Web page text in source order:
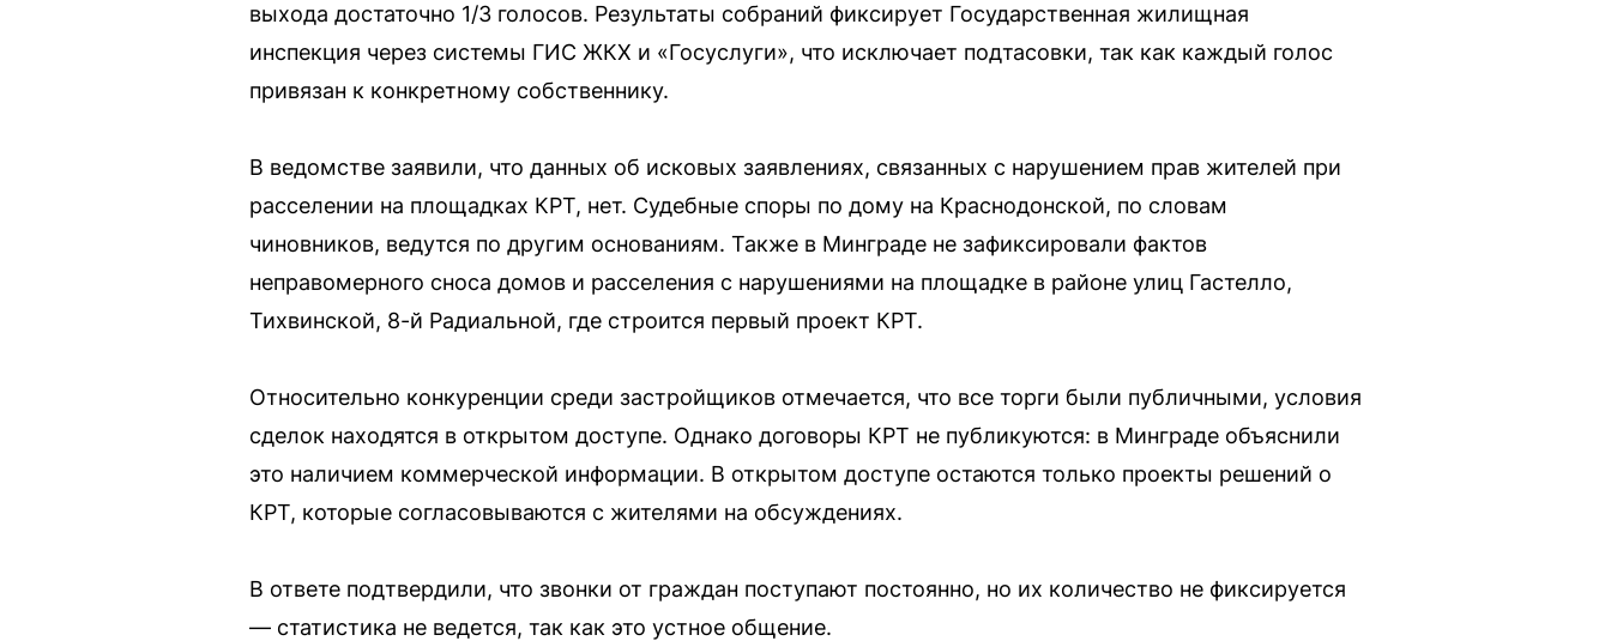
выхода достаточно 1/3 голосов. Результаты собраний фиксирует Государственная жилищная
инспекция через системы ГИС ЖКХ и «Госуслуги», что исключает подтасовки, так как каждый голос
привязан к конкретному собственнику.
В ведомстве заявили, что данных об исковых заявлениях, связанных с нарушением прав жителей при
расселении на площадках КРТ, нет. Судебные споры по дому на Краснодонской, по словам
чиновников, ведутся по другим основаниям. Также в Минграде не зафиксировали фактов
неправомерного сноса домов и расселения с нарушениями на площадке в районе улиц Гастелло,
Тихвинской, 8-й Радиальной, где строится первый проект КРТ.
Относительно конкуренции среди застройщиков отмечается, что все торги были публичными, условия
сделок находятся в открытом доступе. Однако договоры КРТ не публикуются: в Минграде объяснили
это наличием коммерческой информации. В открытом доступе остаются только проекты решений о
КРТ, которые согласовываются с жителями на обсуждениях.
В ответе подтвердили, что звонки от граждан поступают постоянно, но их количество не фиксируется
— статистика не ведется, так как это устное общение.